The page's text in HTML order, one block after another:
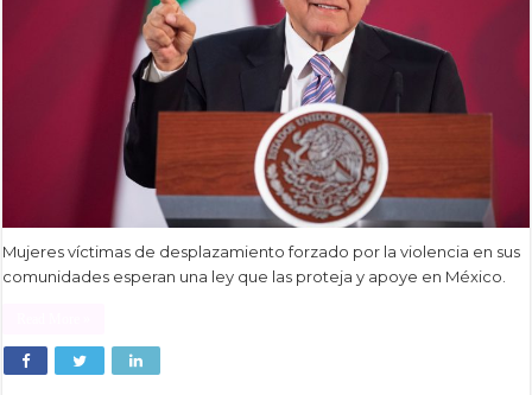
Mujeres víctimas de desplazamiento forzado por la violencia en sus
comunidades esperan una ley que las proteja y apoye en México.